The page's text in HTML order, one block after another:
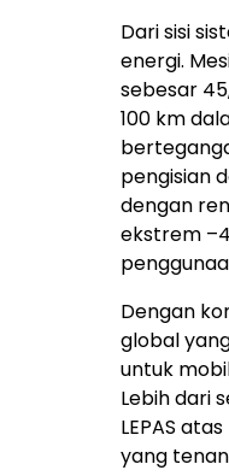
Dari sisi
energi.
sebesar
100 km
pengisian
dengan
ekstrem
Dengan
global
untuk
Lebih dari
LEPAS
yang